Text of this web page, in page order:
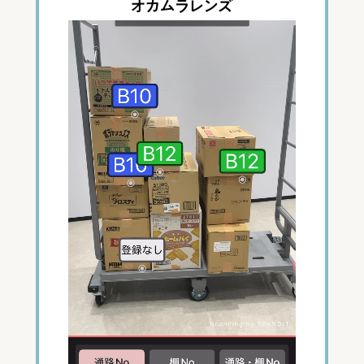
オカムラレンズ